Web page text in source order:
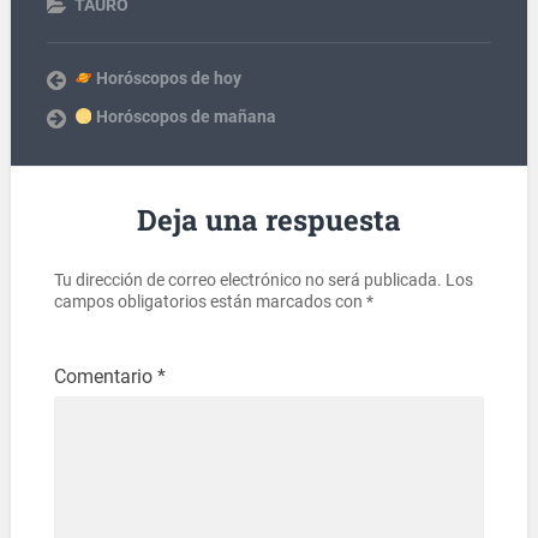
TAURO
Horóscopos de hoy
Horóscopos de mañana
Deja una respuesta
Tu dirección de correo electrónico no será publicada. Los
campos obligatorios están marcados con *
Comentario *